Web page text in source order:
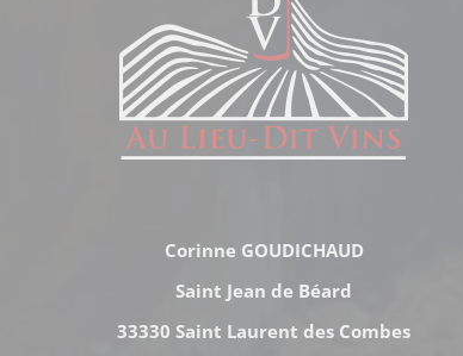
Corinne GOUDICHAUD
Saint Jean de Béard
33330 Saint Laurent des Combes